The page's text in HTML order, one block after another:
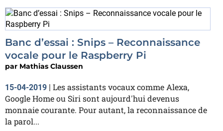
Banc d’essai : Snips – Reconnaissance
vocale pour le Raspberry Pi
par Mathias Claussen
15-04-2019 | Les assistants vocaux comme Alexa,
Google Home ou Siri sont aujourd'hui devenus
monnaie courante. Pour autant, la reconnaissance de
la parol...